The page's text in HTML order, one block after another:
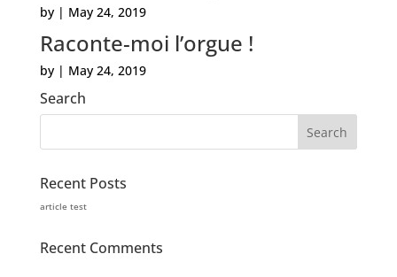
by | May 24, 2019
Raconte-moi l’orgue !
by | May 24, 2019
Search
Recent Posts
article test
Recent Comments